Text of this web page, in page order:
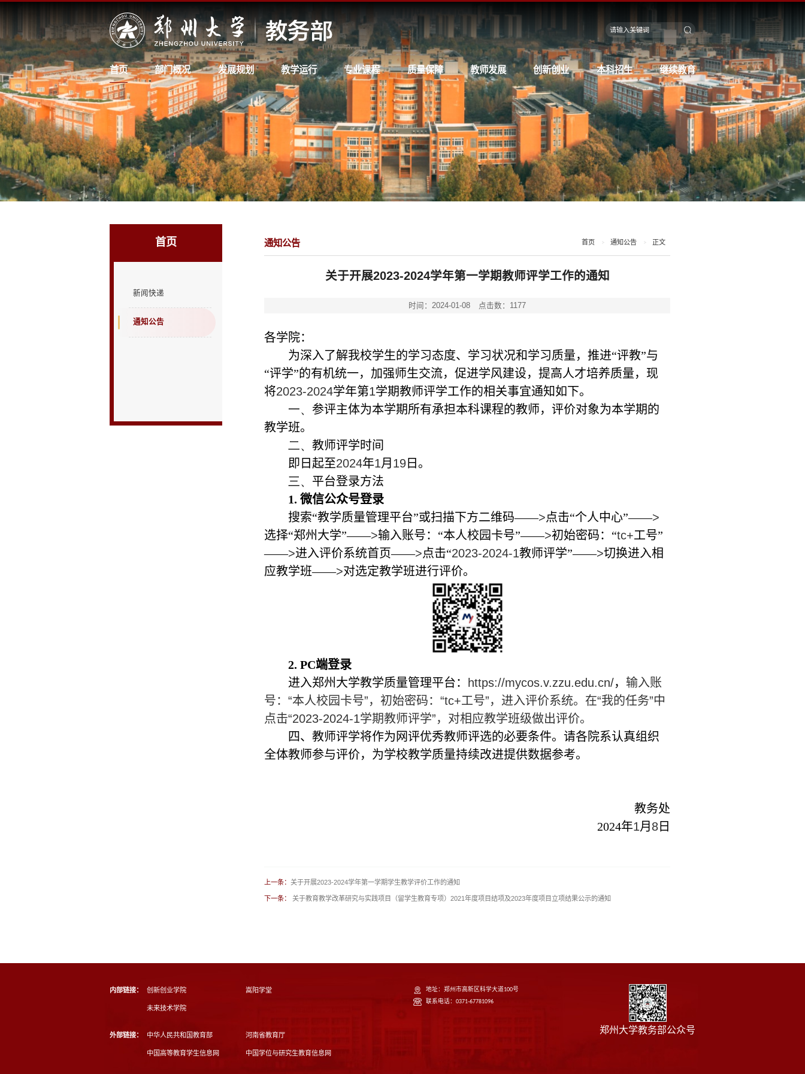
首页 部门概况 发展规划 教学运行 专业课程 质量保障 教师发展 创新创业 本科招生 继续教育
首页
新闻快递
通知公告
通知公告 首页 > 通知公告 > 正文
关于开展2023-2024学年第一学期教师评学工作的通知
时间：2024-01-08 点击数： 1177
各学院：
为深入了解我校学生的学习态度、学习状况和学习质量，推进“评教”与
“评学”的有机统一，加强师生交流，促进学风建设，提高人才培养质量，现
将2023-2024学年第1学期教师评学工作的相关事宜通知如下。
一、 参评主体为本学期所有承担本科课程的教师，评价对象为本学期的
教学班。
二、教师评学时间
即日起至2024年1月 19 日。
三、 平台登录方法
1.微信公众号登录
搜索“教学质量管理平台”或扫描下方二维码——>点击“个人中心”——>
选择“郑州大学”——>输入账号：“本人校园卡号”——>初始密码：“tc+工号”
——>进入评价系统首页——>点击“2023-2024-1教师评学”——>切换进入相
应教学班——>对选定教学班进行评价。
2.PC端登录
进入郑州大学教学质量管理平台：
https://mycos.v.zzu.edu.cn/， 输入账
号：“本人校园卡号”，初始密码：“tc+工号”，进入评价系统。在“我的任务”中
点击“2023-2024-1学期教师评学”，对相应教学班级做出评价。
四、教师评学将作为网评优秀教师评选的必要条件。请各院系认真组织
全体教师参与评价，为学校教学质量持续改进提供数据参考。
教务处
2024年1月 8 日
上一条：关于开展2023-2024学年第一学期学生教学评价工作的通知
下一条： 关于教育教学改革研究与实践项目（留学生教育专项）2021年度项目结项及2023年度项目立项结果公示的通知
内部链接： 创新创业学院 嵩阳学堂
未来技术学院
外部链接： 中华人民共和国教育部 河南省教育厅
中国高等教育学生信息网 中国学位与研究生教育信息网
地址：郑州市高新区科学大道100号
联系电话：0371-67781096
郑州大学教务部公众号